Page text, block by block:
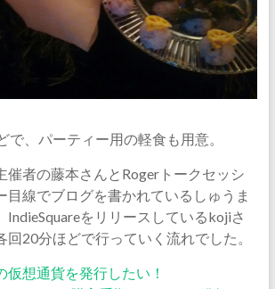
で、パーティー用の軽食も用意。
催者の藤本さんとRogerトークセッシ
目線でブログを書かれているしゅうま
IndieSquareをリリースしているkojiさ
回20分ほどで行っていく流れでした。
仮想通貨を発行したい！